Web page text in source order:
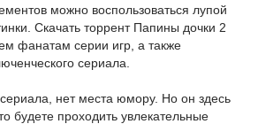
можно воспользоваться лупой
Скачать торрент Папины дочки 2
фанатам серии игр, а также
сериала.
нет места юмору. Но он здесь
будете проходить увлекательные